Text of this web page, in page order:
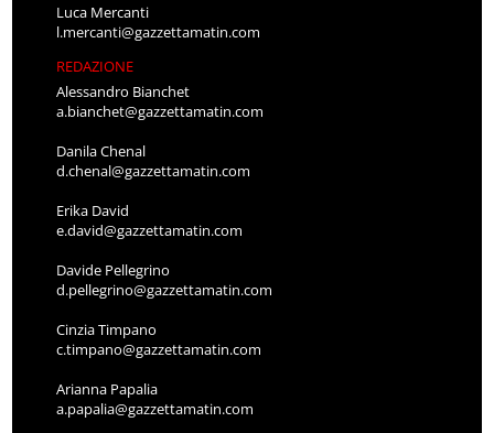
Luca Mercanti
l.mercanti@gazzettamatin.com
REDAZIONE
Alessandro Bianchet
a.bianchet@gazzettamatin.com
Danila Chenal
d.chenal@gazzettamatin.com
Erika David
e.david@gazzettamatin.com
Davide Pellegrino
d.pellegrino@gazzettamatin.com
Cinzia Timpano
c.timpano@gazzettamatin.com
Arianna Papalia
a.papalia@gazzettamatin.com